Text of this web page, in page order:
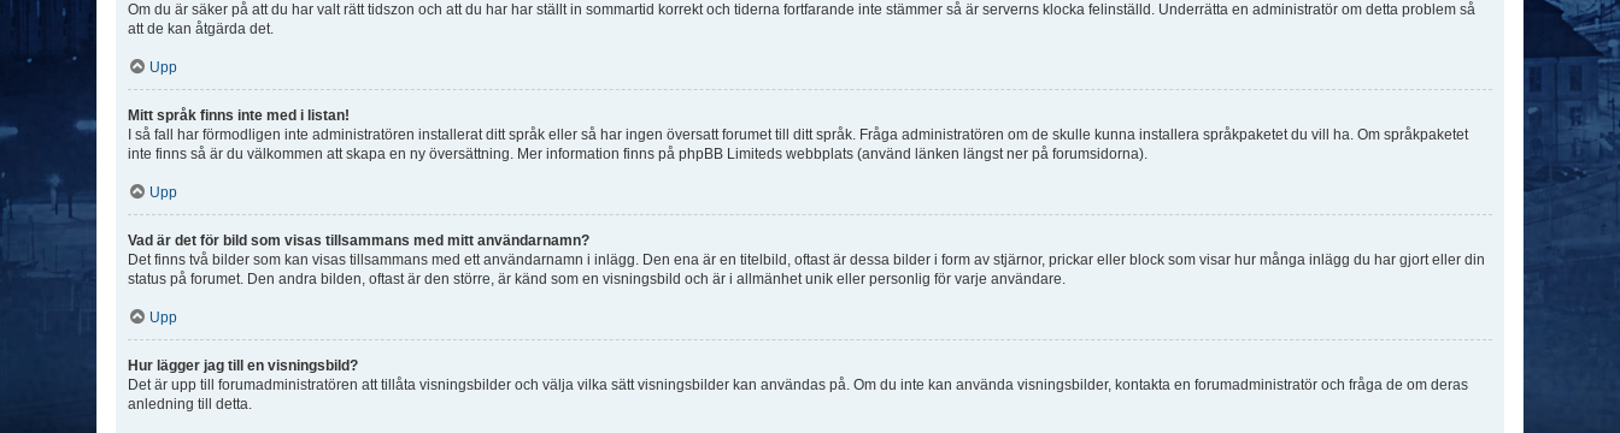
Om du är säker på att du har valt rätt tidszon och att du har har ställt in sommartid korrekt och tiderna fortfarande inte stämmer så är serverns klocka felinställd. Underrätta en administratör om detta problem så
att de kan åtgärda det.
Upp
Mitt språk finns inte med i listan!
I så fall har förmodligen inte administratören installerat ditt språk eller så har ingen översatt forumet till ditt språk. Fråga administratören om de skulle kunna installera språkpaketet du vill ha. Om språkpaketet
inte finns så är du välkommen att skapa en ny översättning. Mer information finns på phpBB Limiteds webbplats (använd länken längst ner på forumsidorna).
Upp
Vad är det för bild som visas tillsammans med mitt användarnamn?
Det finns två bilder som kan visas tillsammans med ett användarnamn i inlägg. Den ena är en titelbild, oftast är dessa bilder i form av stjärnor, prickar eller block som visar hur många inlägg du har gjort eller din
status på forumet. Den andra bilden, oftast är den större, är känd som en visningsbild och är i allmänhet unik eller personlig för varje användare.
Upp
Hur lägger jag till en visningsbild?
Det är upp till forumadministratören att tillåta visningsbilder och välja vilka sätt visningsbilder kan användas på. Om du inte kan använda visningsbilder, kontakta en forumadministratör och fråga de om deras
anledning till detta.